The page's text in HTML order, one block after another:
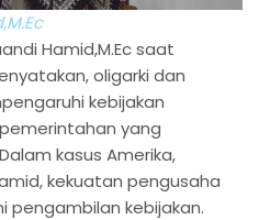
Hamid,M.Ec saat
oligarki dan
kebijakan
yang
kasus Amerika,
kekuatan pengusaha
pengambilan kebijakan.